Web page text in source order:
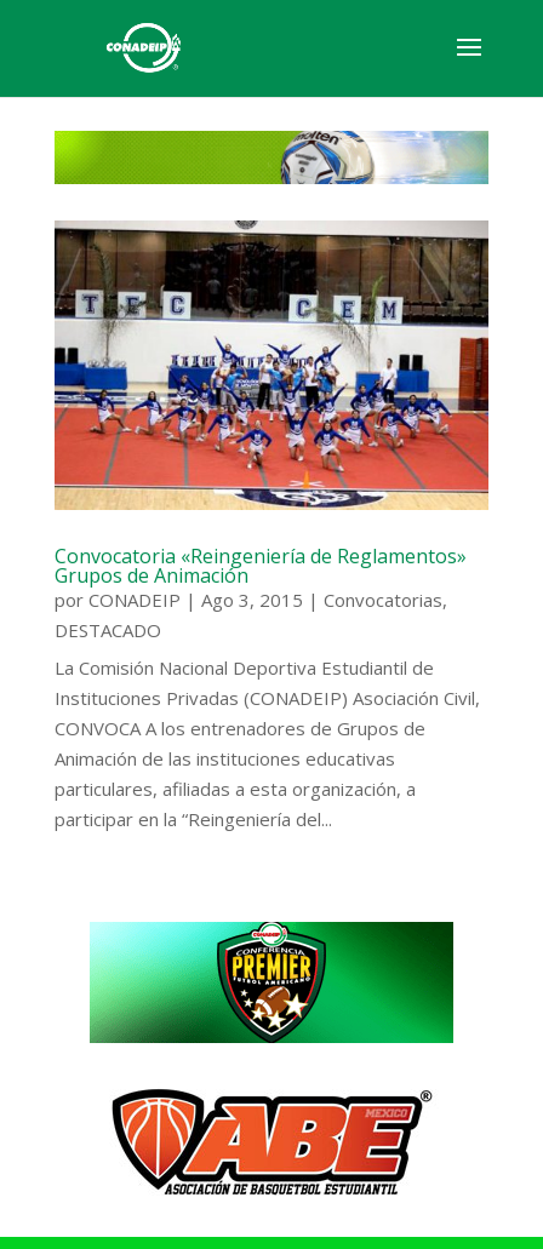
Convocatoria «Reingeniería de Reglamentos»
Grupos de Animación
por CONADEIP | Ago 3, 2015 | Convocatorias,
DESTACADO
La Comisión Nacional Deportiva Estudiantil de
Instituciones Privadas (CONADEIP) Asociación Civil,
CONVOCA A los entrenadores de Grupos de
Animación de las instituciones educativas
particulares, afiliadas a esta organización, a
participar en la “Reingeniería del...